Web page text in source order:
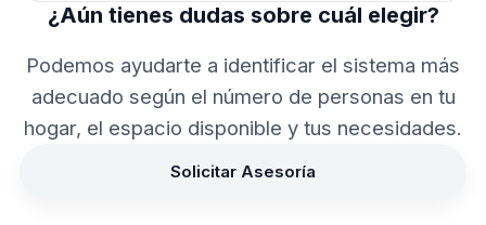
¿Aún tienes dudas sobre cuál elegir?
Podemos ayudarte a identificar el sistema más
adecuado según el número de personas en tu
hogar, el espacio disponible y tus necesidades.
Solicitar Asesoría